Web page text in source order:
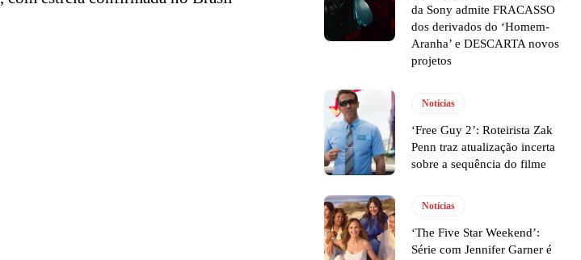
da Sony admite FRACASSO
dos derivados do ‘Homem-
Aranha’ e DESCARTA novos
projetos
Notícias
‘Free Guy 2’: Roteirista Zak
Penn traz atualização incerta
sobre a sequência do filme
Notícias
‘The Five Star Weekend’:
Série com Jennifer Garner é